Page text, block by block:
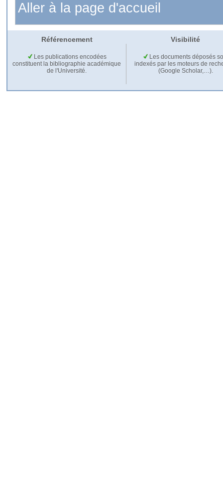
Aller à la page d'accueil
Référencement Visibilité
Les publications encodées
constituent la bibliographie académique
de l'Université.
Les documents déposés
indexés par les moteurs de
(Google Scholar,…).